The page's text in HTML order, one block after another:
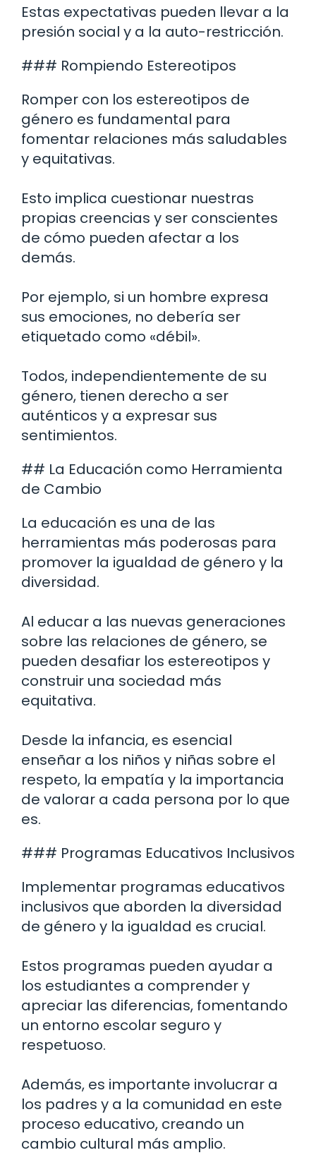
Estas expectativas pueden llevar a la
presión social y a la auto-restricción.
### Rompiendo Estereotipos
Romper con los estereotipos de
género es fundamental para
fomentar relaciones más saludables
y equitativas.
Esto implica cuestionar nuestras
propias creencias y ser conscientes
de cómo pueden afectar a los
demás.
Por ejemplo, si un hombre expresa
sus emociones, no debería ser
etiquetado como «débil».
Todos, independientemente de su
género, tienen derecho a ser
auténticos y a expresar sus
sentimientos.
## La Educación como Herramienta
de Cambio
La educación es una de las
herramientas más poderosas para
promover la igualdad de género y la
diversidad.
Al educar a las nuevas generaciones
sobre las relaciones de género, se
pueden desafiar los estereotipos y
construir una sociedad más
equitativa.
Desde la infancia, es esencial
enseñar a los niños y niñas sobre el
respeto, la empatía y la importancia
de valorar a cada persona por lo que
es.
### Programas Educativos Inclusivos
Implementar programas educativos
inclusivos que aborden la diversidad
de género y la igualdad es crucial.
Estos programas pueden ayudar a
los estudiantes a comprender y
apreciar las diferencias, fomentando
un entorno escolar seguro y
respetuoso.
Además, es importante involucrar a
los padres y a la comunidad en este
proceso educativo, creando un
cambio cultural más amplio.